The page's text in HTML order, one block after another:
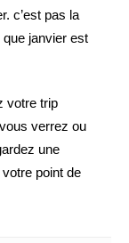
c’est pas la
que janvier est
votre trip
verrez ou
une
point de